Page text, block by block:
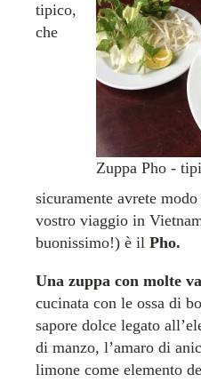
Zuppa Pho -
tipico,
che
sicuramente avrete
vostro viaggio in
buonissimo!) è il Pho.
Una zuppa con molte
cucinata con le ossa di
sapore dolce legato
di manzo, l’amaro di
limone come elemento